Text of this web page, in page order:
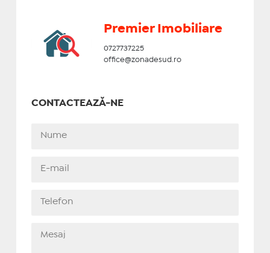
Premier Imobiliare
0727737225
office@zonadesud.ro
CONTACTEAZĂ-NE